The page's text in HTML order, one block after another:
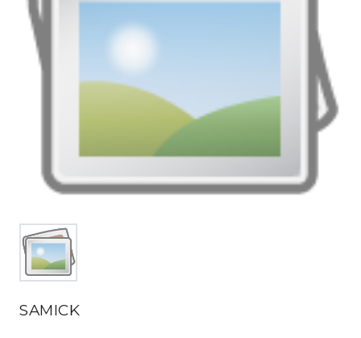
SAMICK